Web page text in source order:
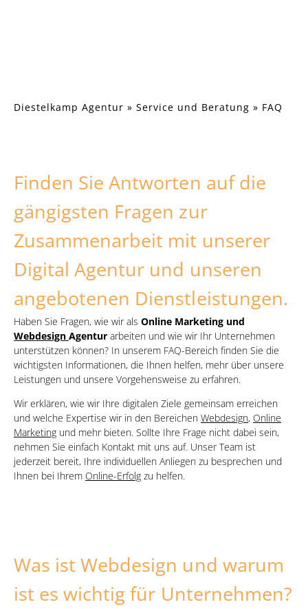
Diestelkamp Agentur » Service und Beratung » FAQ
Finden Sie Antworten auf die
gängigsten Fragen zur
Zusammenarbeit mit unserer
Digital Agentur und unseren
angebotenen Dienstleistungen.
Haben Sie Fragen, wie wir als Online Marketing und
Webdesign Agentur arbeiten und wie wir Ihr Unternehmen
unterstützen können? In unserem FAQ-Bereich finden Sie die
wichtigsten Informationen, die Ihnen helfen, mehr über unsere
Leistungen und unsere Vorgehensweise zu erfahren.
Wir erklären, wie wir Ihre digitalen Ziele gemeinsam erreichen
und welche Expertise wir in den Bereichen Webdesign, Online
Marketing und mehr bieten. Sollte Ihre Frage nicht dabei sein,
nehmen Sie einfach Kontakt mit uns auf. Unser Team ist
jederzeit bereit, Ihre individuellen Anliegen zu besprechen und
Ihnen bei Ihrem Online-Erfolg zu helfen.
Was ist Webdesign und warum
ist es wichtig für Unternehmen?